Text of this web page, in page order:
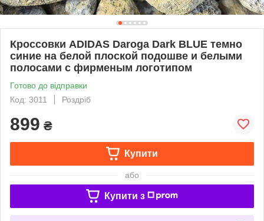
Кроссовки ADIDAS Daroga Dark BLUE темно
синие на белой плоской подошве и белыми
полосами с фирменым логотипом
Готово до відправки
Код: 3011
Роздріб
899 ₴
Купити
або
Купити з